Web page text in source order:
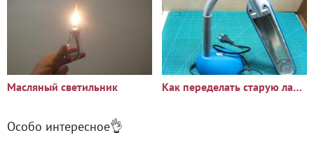
Масляный светильник Как переделать старую лампу на светодиоды
Особо интересное👌